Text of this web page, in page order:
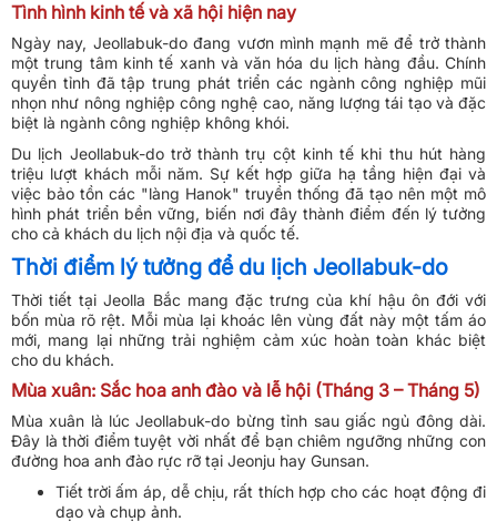
Tình hình kinh tế và xã hội hiện nay
Ngày nay, Jeollabuk-do đang vươn mình mạnh mẽ để trở thành
một trung tâm kinh tế xanh và văn hóa du lịch hàng đầu. Chính
quyền tỉnh đã tập trung phát triển các ngành công nghiệp mũi
nhọn như nông nghiệp công nghệ cao, năng lượng tái tạo và đặc
biệt là ngành công nghiệp không khói.
Du lịch Jeollabuk-do trở thành trụ cột kinh tế khi thu hút hàng
triệu lượt khách mỗi năm. Sự kết hợp giữa hạ tầng hiện đại và
việc bảo tồn các "làng Hanok" truyền thống đã tạo nên một mô
hình phát triển bền vững, biến nơi đây thành điểm đến lý tưởng
cho cả khách du lịch nội địa và quốc tế.
Thời điểm lý tưởng để du lịch Jeollabuk-do
Thời tiết tại Jeolla Bắc mang đặc trưng của khí hậu ôn đới với
bốn mùa rõ rệt. Mỗi mùa lại khoác lên vùng đất này một tấm áo
mới, mang lại những trải nghiệm cảm xúc hoàn toàn khác biệt
cho du khách.
Mùa xuân: Sắc hoa anh đào và lễ hội (Tháng 3 – Tháng 5)
Mùa xuân là lúc Jeollabuk-do bừng tỉnh sau giấc ngủ đông dài.
Đây là thời điểm tuyệt vời nhất để bạn chiêm ngưỡng những con
đường hoa anh đào rực rỡ tại Jeonju hay Gunsan.
Tiết trời ấm áp, dễ chịu, rất thích hợp cho các hoạt động đi
dạo và chụp ảnh.